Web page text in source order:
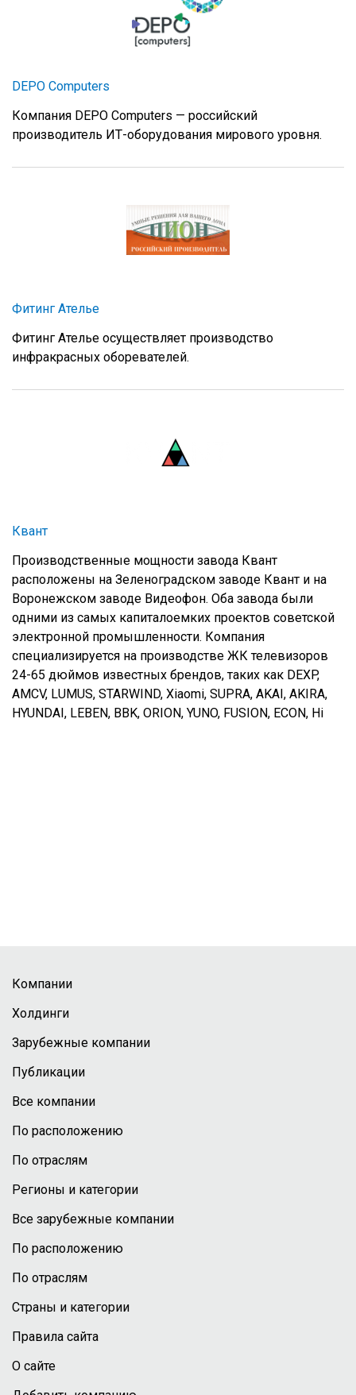
DEPO Computers
Компания DEPO Computers — российский
производитель ИТ-оборудования мирового уровня.
Фитинг Ателье
Фитинг Ателье осуществляет производство
инфракрасных оборевателей.
Квант
Производственные мощности завода Квант
расположены на Зеленоградском заводе Квант и на
Воронежском заводе Видеофон. Оба завода были
одними из самых капиталоемких проектов советской
электронной промышленности. Компания
специализируется на производстве ЖК телевизоров
24-65 дюймов известных брендов, таких как DEXP,
AMCV, LUMUS, STARWIND, Xiaomi, SUPRA, AKAI, AKIRA,
HYUNDAI, LEBEN, BBK, ORION, YUNO, FUSION, ECON, Hi
Компании
Холдинги
Зарубежные компании
Публикации
Все компании
По расположению
По отраслям
Регионы и категории
Все зарубежные компании
По расположению
По отраслям
Страны и категории
Правила сайта
О сайте